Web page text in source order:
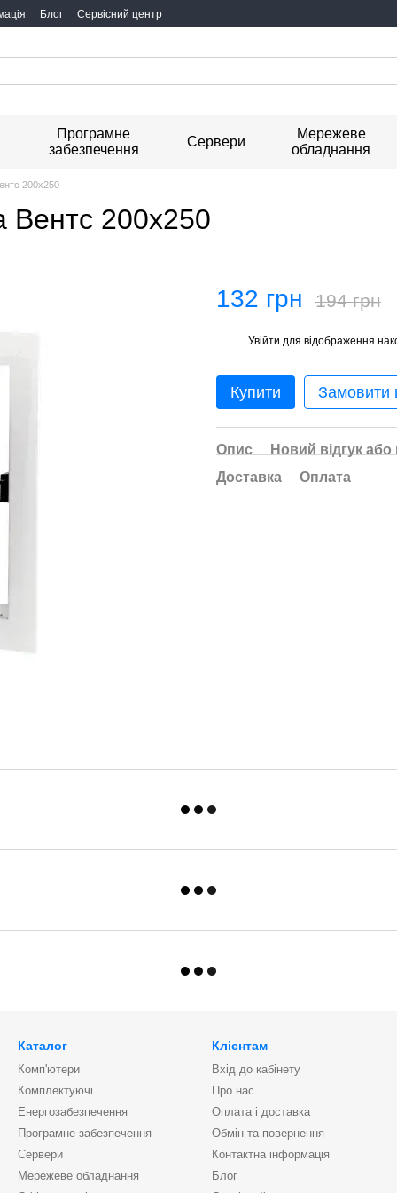
Блог Сервісний центр
Програмне
забезпечення
Сервери
Мережеве
обладнання
200х250
Вентс 200х250
132 грн 194 грн
Увійти для відображення
Купити Замовити
Опис
Новий відгук
Доставка
Оплата
Каталог
Комп'ютери
Комплектуючі
Енергозабезпечення
Програмне забезпечення
Сервери
Мережеве обладнання
Клієнтам
Вхід до кабінету
Про нас
Оплата і доставка
Обмін та повернення
Контактна інформація
Блог